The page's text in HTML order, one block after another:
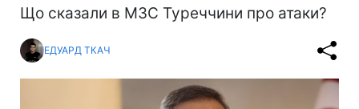
Що сказали в МЗС Туреччини про атаки?
ЕДУАРД ТКАЧ